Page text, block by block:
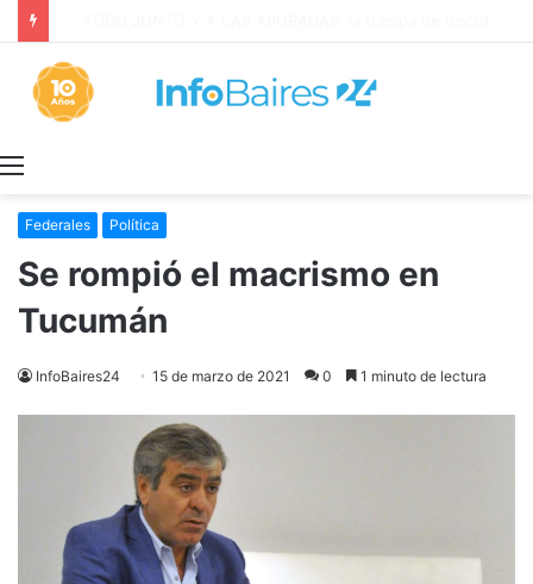
Federales Política
Se rompió el macrismo en
Tucumán
InfoBaires24 15 de marzo de 2021 0 1 minuto de lectura